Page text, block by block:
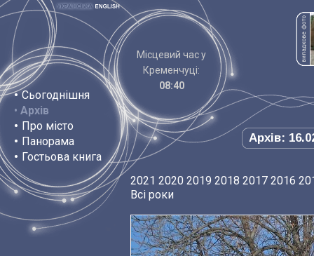
• Сьогоднішня
• Архів
• Про місто
• Панорама
• Гостьова книга
Місцевий час у
Кременчуці:
08:40
Архів:
2021 2020 2019 2018 2017 2016
Всі роки